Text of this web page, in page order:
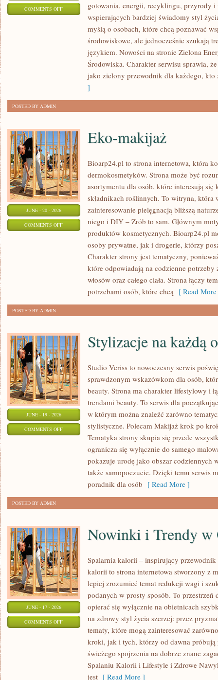
COMMENTS OFFON
gotowania, energii, recyklingu, przyrody i
wspierających bardziej świadomy styl
myślą o osobach, które chcą poznawać
środowiskowe, ale jednocześnie szukają
językiem. Nowości na stronie Zielona
Środowiska. Charakter serwisu sprawia,
jako zielony przewodnik dla każdego, kto
]
POSTED BY ADMIN
JUNE - 20 - 2026
COMMENTS OFFON
Eko-makijaż
Bioarp24.pl to strona internetowa, która
dermokosmetyków. Strona może być
asortymentu dla osób, które interesują
składnikach roślinnych. To witryna, która
zainteresowanie pielęgnacją bliższą
niego i DIY – Zrób to sam. Głównym
produktów kosmetycznych. Bioarp24.pl
osoby prywatne, jak i drogerie, którzy
Charakter strony jest tematyczny,
które odpowiadają na codzienne potrzeby
włosów oraz całego ciała. Strona łączy
potrzebami osób, które chcą [ Read
POSTED BY ADMIN
JUNE - 19 - 2026
COMMENTS OFFON
STYLIZACJE
Stylizacje na każdą
Studio Veriss to nowoczesny serwis
sprawdzonym wskazówkom dla osób,
beauty. Strona ma charakter lifestylowy i
trendami beauty. To serwis dla
w którym można znaleźć zarówno
stylistyczne. Polecam Makijaż krok po
Tematyka strony skupia się przede
ogranicza się wyłącznie do samego
pokazuje urodę jako obszar codziennych
także samopoczucie. Dzięki temu serwis
poradnik dla osób [ Read More ]
POSTED BY ADMIN
JUNE - 17 - 2026
COMMENTS OFFON
Nowinki i Trendy w
Spalarnia kalorii – inspirujący
kalorii to strona internetowa stworzony z
lepiej zrozumieć temat redukcji wagi i
podanych w prosty sposób. To
opierać się wyłącznie na obietnicach
na zdrowy styl życia szerzej: przez
tematy, które mogą zainteresować
kroki, jak i tych, którzy od dawna
świeżego spojrzenia na dobrze znane
Spalaniu Kalorii i Lifestyle i Zdrowe
jest [ Read More ]